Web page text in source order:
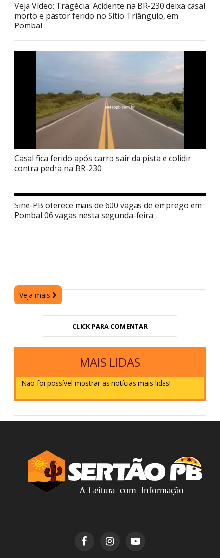
Veja Vídeo: Tragédia: Acidente na BR-230 deixa casal
morto e pastor ferido no Sítio Triângulo, em
Pombal
Casal fica ferido após carro sair da pista e colidir
contra pedra na BR-230
Sine-PB oferece mais de 600 vagas de emprego em
Pombal 06 vagas nesta segunda-feira
Veja mais
CLICK PARA COMENTAR
MAIS LIDAS
Não foi possível mostrar as notícias mais lidas!